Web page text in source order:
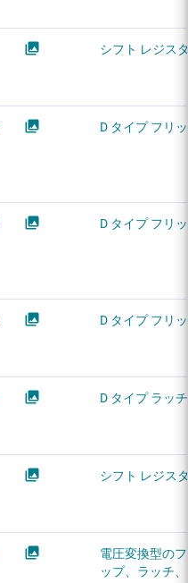
シフト レジス
D タイプ フリ
D タイプ フリ
D タイプ フリ
D タイプ ラッチ
シフト レジス
電圧変換型の
ップ、ラッチ